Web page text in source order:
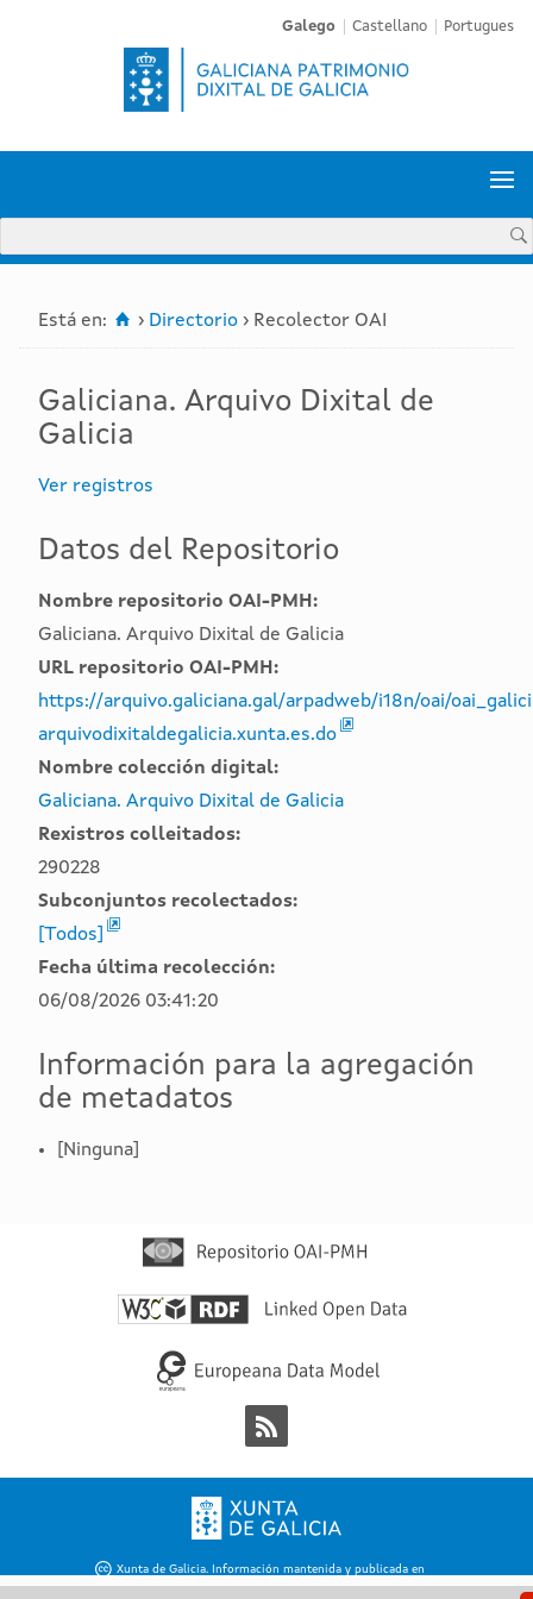
Galego Castellano Portugues

Está en:  › Directorio › Recolector OAI
Galiciana. Arquivo Dixital de
Galicia
Ver registros
Datos del Repositorio
Nombre repositorio OAI-PMH:
Galiciana. Arquivo Dixital de Galicia
URL repositorio OAI-PMH:
https://arquivo.galiciana.gal/arpadweb/i18n/oai/
arquivodixitaldegalicia.xunta.es.do
Nombre colección digital:
Galiciana. Arquivo Dixital de Galicia
Rexistros colleitados:
290228
Subconjuntos recolectados:
[Todos]
Fecha última recolección:
06/08/2026 03:41:20
Información para la agregación
de metadatos
[Ninguna]

Xunta de Galicia. Información mantenida y publicada en